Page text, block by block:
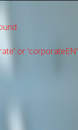
or 'corporateEN'